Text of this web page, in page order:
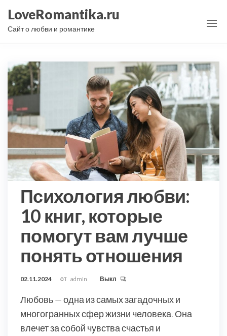
содержимому
LoveRomantika.ru
Сайт о любви и романтике
Психология любви:
10 книг, которые
помогут вам лучше
понять отношения
02.11.2024 от admin Выкл
Любовь — одна из самых загадочных и
многогранных сфер жизни человека. Она
влечет за собой чувства счастья и